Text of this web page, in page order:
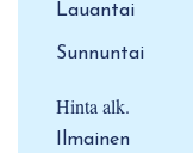
Lauantai
Sunnuntai
Hinta alk.
Ilmainen